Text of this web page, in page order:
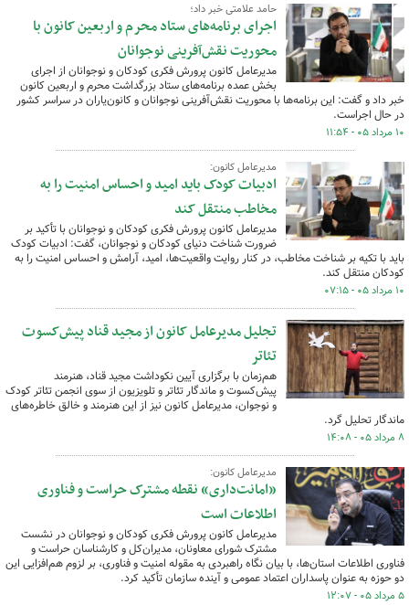
حامد علامتی خبر داد؛
اجرای برنامه‌های ستاد محرم و اربعین کانون با
محوریت نقش‌آفرینی نوجوانان
مدیرعامل کانون پرورش فکری کودکان و نوجوانان از اجرای
بخش عمده برنامه‌های ستاد بزرگداشت محرم و اربعین کانون
خبر داد و گفت: این برنامه‌ها با محوریت نقش‌آفرینی نوجوانان و کانون‌یاران در سراسر کشور
در حال اجراست.
۱۰ مرداد ۰۵ - ۱۱:۵۴
مدیرعامل کانون:
ادبیات کودک باید امید و احساس امنیت را به
مخاطب منتقل کند
مدیرعامل کانون پرورش فکری کودکان و نوجوانان با تأکید بر
ضرورت شناخت دنیای کودکان و نوجوانان، گفت: ادبیات کودک
باید با تکیه بر شناخت مخاطب، در کنار روایت واقعیت‌ها، امید، آرامش و احساس امنیت را به
کودکان منتقل کند.
۱۰ مرداد ۰۵ - ۰۷:۱۵
تجلیل مدیرعامل کانون از مجید قناد پیش‌کسوت
تئاتر
هم‌زمان با برگزاری آیین نکوداشت مجید قناد، هنرمند
پیش‌کسوت و ماندگار تئاتر و تلویزیون از سوی انجمن تئاتر کودک
و نوجوان، مدیرعامل کانون نیز از این هنرمند و خالق خاطره‌های
ماندگار تحلیل گرد.
۸ مرداد ۰۵ - ۱۴:۰۸
مدیرعامل کانون:
«امانت‌داری» نقطه مشترک حراست و فناوری
اطلاعات است
مدیرعامل کانون پرورش فکری کودکان و نوجوانان در نشست
مشترک شورای معاونان، مدیران‌کل و کارشناسان حراست و
فناوری اطلاعات استان‌ها، با بیان نگاه راهبردی به مقوله امنیت و فناوری، بر لزوم هم‌افزایی این
دو حوزه به عنوان پاسداران اعتماد عمومی و آینده سازمان تأکید کرد.
۵ مرداد ۰۵ - ۱۲:۰۷